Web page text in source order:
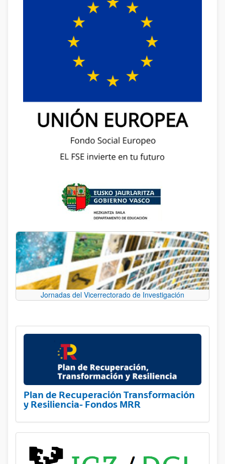
Jornadas del Vicerrectorado de Investigación
Plan de Recuperación Transformación
y Resiliencia- Fondos MRR